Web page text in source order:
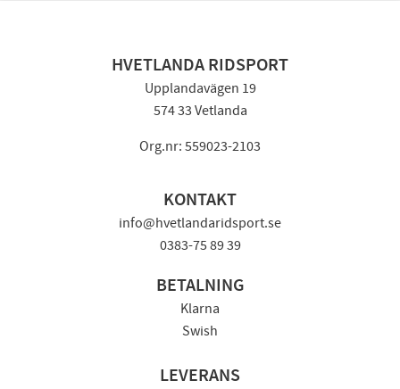
HVETLANDA RIDSPORT
Upplandavägen 19
574 33 Vetlanda
Org.nr: 559023-2103
KONTAKT
info@hvetlandaridsport.se
0383-75 89 39
BETALNING
Klarna
Swish
LEVERANS